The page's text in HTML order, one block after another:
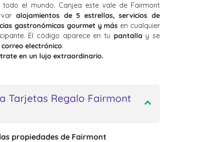
el mundo. Canjea este vale de Fairmont
alojamientos de 5 estrellas, servicios de
gastronómicas gourmet y más en cualquier
El código aparece en tu pantallay se
correo electrónico.
en un lujo extraordinario.
Tarjetas Regalo Fairmont
propiedades de Fairmont